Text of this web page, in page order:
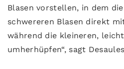
Blasen vorstellen, in dem
schwereren Blasen direkt
während die kleineren,
umherhüpfen“, sagt